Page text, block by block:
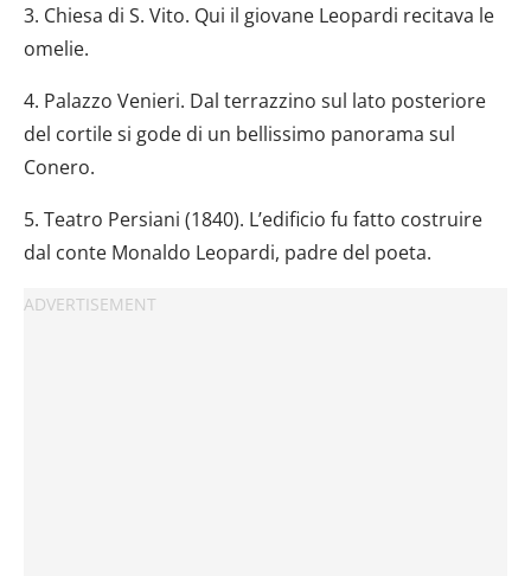
3. Chiesa di S. Vito. Qui il giovane Leopardi recitava le
omelie.
4. Palazzo Venieri. Dal terrazzino sul lato posteriore
del cortile si gode di un bellissimo panorama sul
Conero.
5. Teatro Persiani (1840). L’edificio fu fatto costruire
dal conte Monaldo Leopardi, padre del poeta.